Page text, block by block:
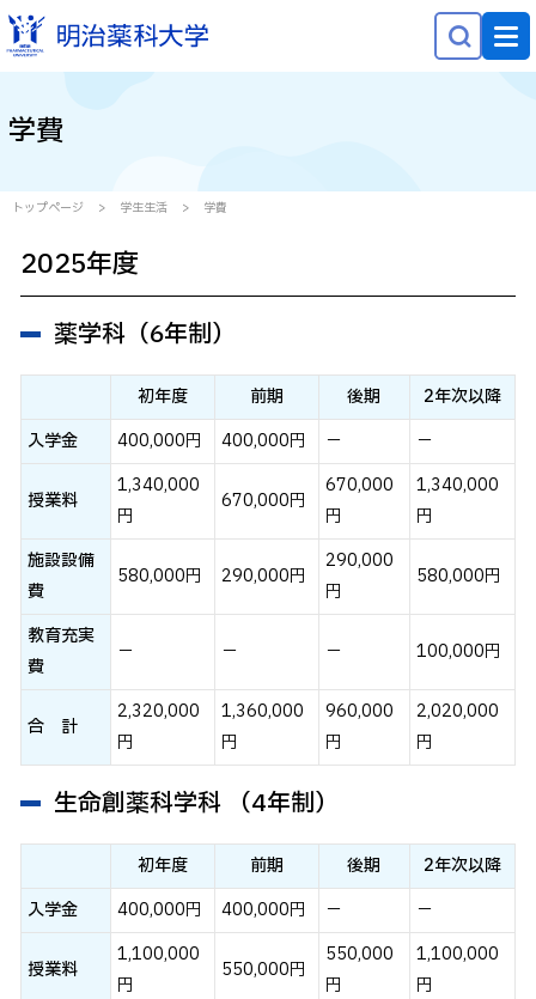
学部学科・大学院
学生生活
社会貢献
受験生の方へ
在学生の方へ
保護者等の方へ
卒業生の方へ
入試情報
アクセス
学費
トップページ 学生生活 学費
2025年度
薬学科（6年制）
初年度 前期 後期
2年次以降
入学金
400,000円 400,000円 － －
授業料
1,340,000
円
670,000円
670,000
円
1,340,000
円
施設設備
費
580,000円 290,000円
290,000
円
580,000円
教育充実
費
－ － － 100,000円
合 計
2,320,000
円
1,360,000
円
960,000
円
2,020,000
円
生命創薬科学科 （4年制）
初年度 前期 後期
2年次以降
入学金
400,000円 400,000円 － －
授業料
1,100,000
円
550,000円
550,000
円
1,100,000
円